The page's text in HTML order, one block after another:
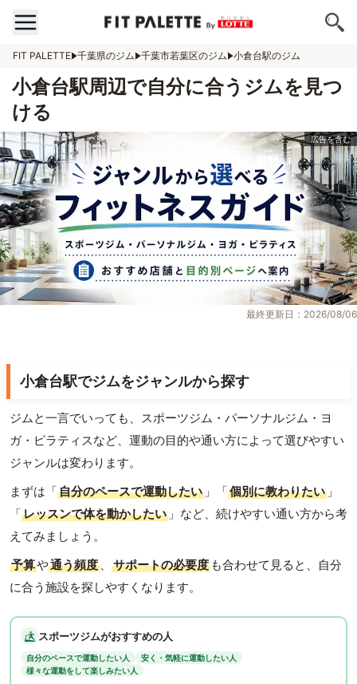
FIT PALETTE 千葉県のジム 千葉市若葉区のジム 小倉台駅のジム
小倉台駅周辺で自分に合うジムを見つ
ける
最終更新日：2026/08/06
小倉台駅でジムをジャンルから探す
ジムと一言でいっても、スポーツジム・パーソナルジム・ヨ
ガ・ピラティスなど、運動の目的や通い方によって選びやすい
ジャンルは変わります。
まずは「自分のペースで運動したい 」「個別に教わりたい 」
「レッスンで体を動かしたい 」など、続けやすい通い方から考
えてみましょう。
予算や通う頻度 、 サポートの必要度 も合わせて見ると、自分
に合う施設を探しやすくなります。
スポーツジムがおすすめの人
自分のペースで運動したい人
安く・気軽に運動したい人
様々な運動をして楽しみたい人